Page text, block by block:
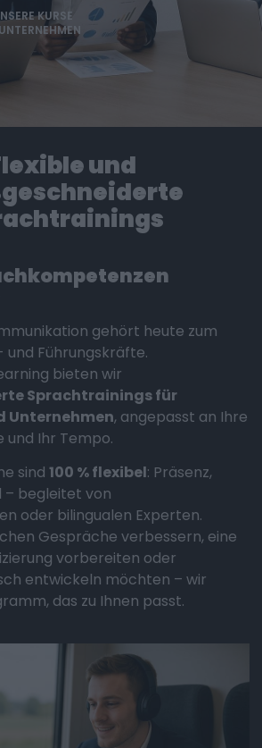
KURSE
und
gehört heute zum
Führungskräfte.
bieten wir
Sprachtrainings für
Unternehmen, angepasst an Ihre
und Ihr Tempo.
sind 100 % flexibel: Präsenz,
– begleitet von
oder bilingualen Experten.
Gespräche verbessern, eine
vorbereiten oder
entwickeln möchten – wir
das zu Ihnen passt.